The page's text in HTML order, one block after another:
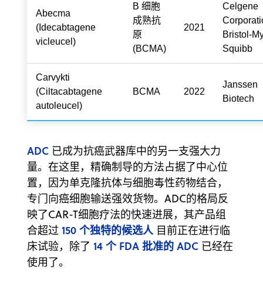
Abecma
(Idecabtagene
vicleucel)
B 细胞
成熟抗
原
(BCMA)
2021
Celgene
Bristol-
Squibb
Carvykti
(Ciltacabtagene
autoleucel)
BCMA 2022
Janssen
Biotech
ADC 已成为抗癌武器库中的另一支强大力
量。在这里，精确制导的方法占据了中心位
置，因为单克隆抗体与细胞毒性药物结合，
专门向癌细胞输送强效货物。ADC的格局反
映了CAR-T细胞疗法的快速进展，其产品组
合超过 150 个独特的候选人 目前正在进行临
床试验，除了 14 个 FDA 批准的 ADC 已经在
使用了。